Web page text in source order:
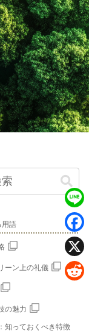
用語
ーン上の礼儀
の魅力
知っておくべき特徴
L
i
n
e
F
a
c
X
d